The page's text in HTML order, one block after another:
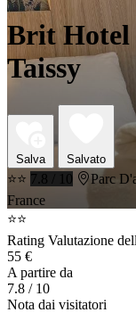
Brit Hotel
Taissy
Salva Salvato
⭐⭐ 7.8 / 10
Parc
France
⭐⭐
Rating Valutazione
55 €
A partire da
7.8 / 10
Nota dai visitatori